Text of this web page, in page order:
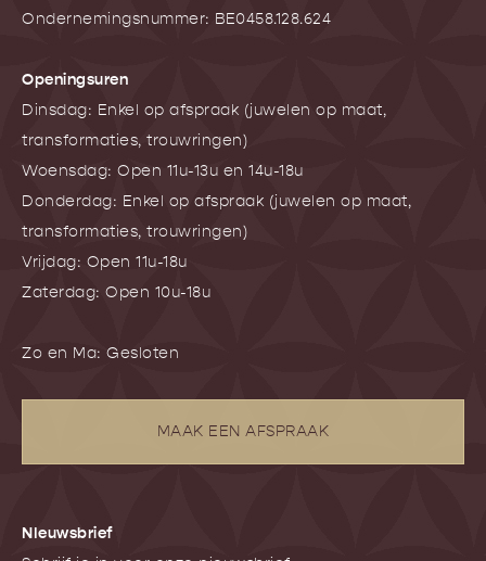
Ondernemingsnummer: BE0458.128.624
Openingsuren
Dinsdag: Enkel op afspraak (juwelen op maat,
transformaties, trouwringen)
Woensdag: Open 11u-13u en 14u-18u
Donderdag: Enkel op afspraak (juwelen op maat,
transformaties, trouwringen)
Vrijdag: Open 11u-18u
Zaterdag: Open 10u-18u
Zo en Ma: Gesloten
MAAK EEN AFSPRAAK
NIeuwsbrief